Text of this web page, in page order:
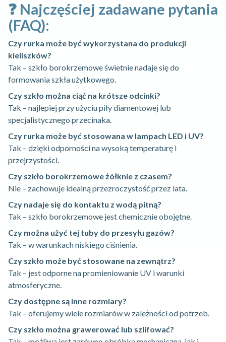
❓ Najczęściej zadawane pytania
(FAQ):
Czy rurka może być wykorzystana do produkcji
kieliszków?
Tak – szkło borokrzemowe świetnie nadaje się do
formowania szkła użytkowego.
Czy szkło można ciąć na krótsze odcinki?
Tak – najlepiej przy użyciu piły diamentowej lub
specjalistycznego przecinaka.
Czy rurka może być stosowana w lampach LED i UV?
Tak – dzięki odporności na wysoką temperaturę i
przejrzystości.
Czy szkło borokrzemowe żółknie z czasem?
Nie – zachowuje idealną przezroczystość przez lata.
Czy nadaje się do kontaktu z wodą pitną?
Tak – szkło borokrzemowe jest chemicznie obojętne.
Czy można użyć tej tuby do przesyłu gazów?
Tak – w warunkach niskiego ciśnienia.
Czy szkło może być stosowane na zewnątrz?
Tak – jest odporne na promieniowanie UV i warunki
atmosferyczne.
Czy dostępne są inne rozmiary?
Tak – oferujemy wiele rozmiarów w zależności od potrzeb.
Czy szkło można grawerować lub szlifować?